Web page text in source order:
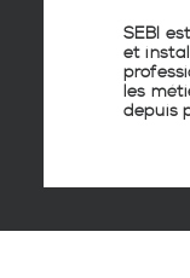
SEBI
et
les
depuis